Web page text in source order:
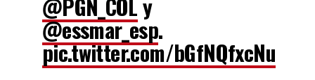
@PGN_COLy
@essmar_esp.
pic.twitter.com/bGfNQfxcNu